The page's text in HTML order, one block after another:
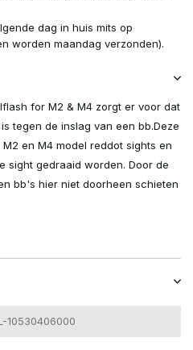
dag in huis mits op
worden maandag verzonden).
for M2 & M4 zorgt er voor dat
tegen de inslag van een bb.Deze
en M4 model reddot sights en
sight gedraaid worden. Door de
bb's hier niet doorheen schieten
10530406000